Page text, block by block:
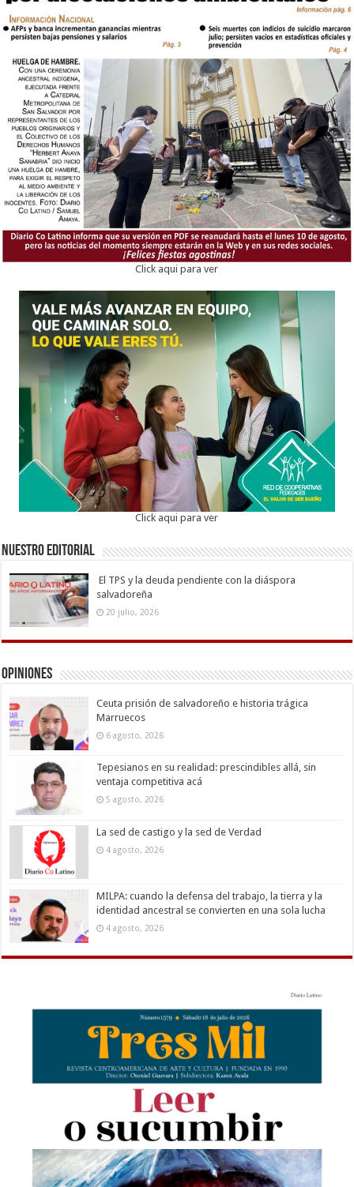
Click aqui para ver
Click aqui para ver
Nuestro Editorial
El TPS y la deuda pendiente con la diáspora
salvadoreña
20 julio, 2026
Opiniones
Ceuta prisión de salvadoreño e historia trágica
Marruecos
6 agosto, 2026
Tepesianos en su realidad: prescindibles allá, sin
ventaja competitiva acá
5 agosto, 2026
La sed de castigo y la sed de Verdad
4 agosto, 2026
MILPA: cuando la defensa del trabajo, la tierra y la
identidad ancestral se convierten en una sola lucha
4 agosto, 2026